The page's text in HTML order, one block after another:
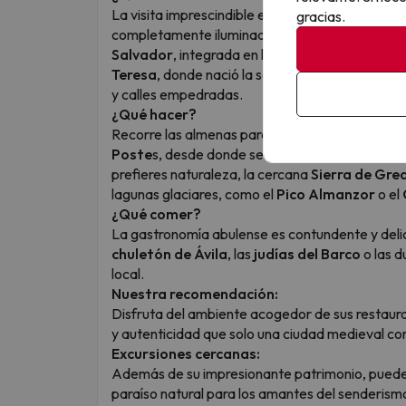
La visita imprescindible es la muralla de Ávila,
completamente iluminado más grande del
Salvador, integrada en la propia muralla, la
Teresa, donde nació la santa. Pasear por su
y calles empedradas.
¿Qué hacer?
Recorre las almenas para disfrutar de las
Postes, desde donde se contempla una
prefieres naturaleza, la cercanaSierra de
lagunas glaciares, como el Pico Almanzoro el
¿Qué comer?
La gastronomía abulense es contundente y
chuletón de Ávila, las judías del Barco o las
local.
Nuestra recomendación:
Disfruta del ambiente acogedor de sus
y autenticidad que solo una ciudad medieval
Excursiones cercanas:
Además de su impresionante patrimonio,
paraíso natural para los amantes del
gracias.